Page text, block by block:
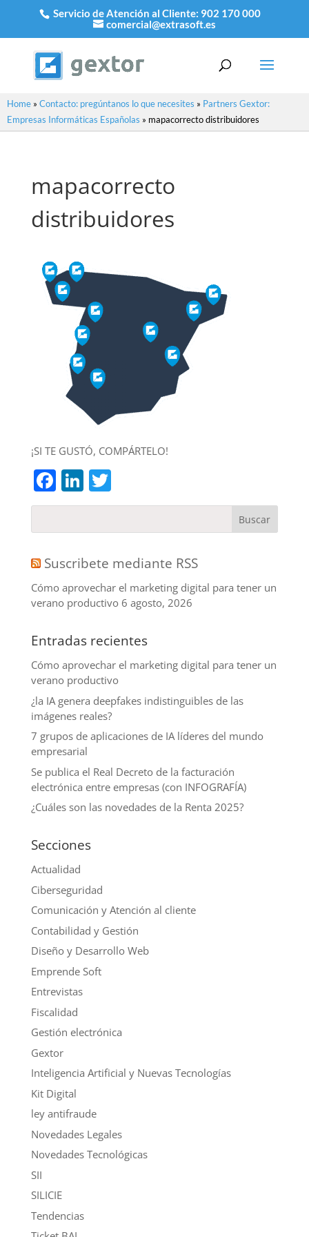
Servicio de Atención al Cliente: 902 170 000
comercial@extrasoft.es
Home » Contacto: pregúntanos lo que necesites » Partners Gextor:
Empresas Informáticas Españolas » mapacorrecto distribuidores
mapacorrecto
distribuidores
¡SI TE GUSTÓ, COMPÁRTELO!
Facebook
LinkedIn
Twitter
Suscribete mediante RSS
Cómo aprovechar el marketing digital para tener un
verano productivo 6 agosto, 2026
Entradas recientes
Cómo aprovechar el marketing digital para tener un
verano productivo
¿la IA genera deepfakes indistinguibles de las
imágenes reales?
7 grupos de aplicaciones de IA líderes del mundo
empresarial
Se publica el Real Decreto de la facturación
electrónica entre empresas (con INFOGRAFÍA)
¿Cuáles son las novedades de la Renta 2025?
Secciones
Actualidad
Ciberseguridad
Comunicación y Atención al cliente
Contabilidad y Gestión
Diseño y Desarrollo Web
Emprende Soft
Entrevistas
Fiscalidad
Gestión electrónica
Gextor
Inteligencia Artificial y Nuevas Tecnologías
Kit Digital
ley antifraude
Novedades Legales
Novedades Tecnológicas
SII
SILICIE
Tendencias